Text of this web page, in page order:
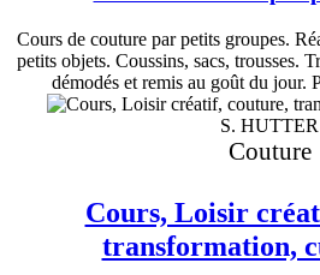
Cours de couture par petits groupes.
petits objets. Coussins, sacs, trousses.
démodés et remis au goût du jour.
S. HUTTER
Couture
Cours, Loisir
transformation,